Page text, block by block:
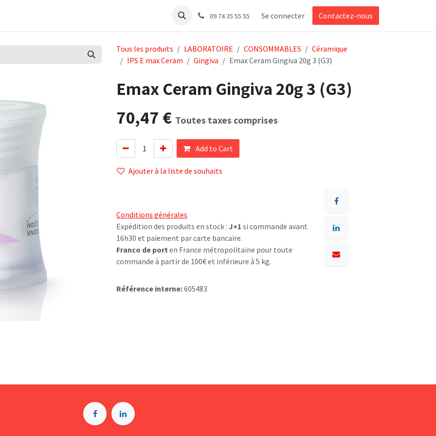
Support09 74 35 55 55 Se connecter Contactez-nous
Tous les produits LABORATOIRE CONSOMMABLES
Céramique
IPS E max Ceram
Gingiva Emax Ceram Gingiva 20g 3 (G3)
Emax Ceram Gingiva 20g 3 (G3)
70,47 € Toutes taxes comprises
Add to Cart
Ajouter à la liste de souhaits
Conditions générales
Expédition des produits en stock : J+1 si commande avant
16h30 et paiement par carte bancaire.
Franco de port en France métropolitaine pour toute
commande à partir de 100€ et inférieure à 5 kg.
Référence interne:605483